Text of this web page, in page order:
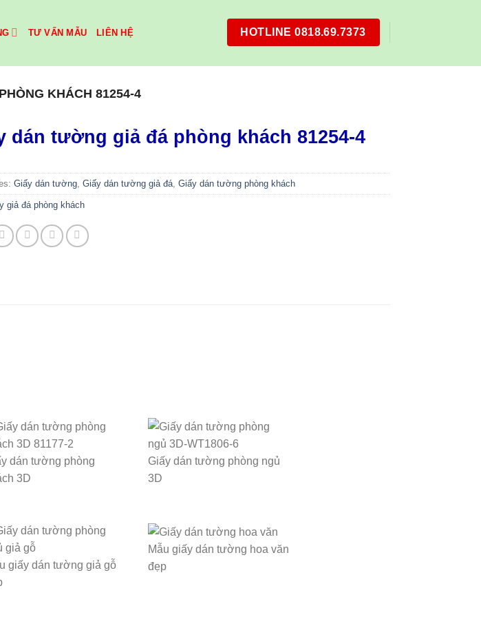
TƯ VẤN MẪU LIÊN HỆ HOTLINE 0818.69.7373
KHÁCH 81254-4
dán tường giả đá phòng khách 81254-4
Giấy dán tường, Giấy dán tường giả đá, Giấy dán tường phòng khách
giả đá phòng khách
dán tường phòng
3D
Giấy dán tường phòng ngủ
3D
giấy dán tường giả gỗ
Mẫu giấy dán tường hoa văn
đẹp